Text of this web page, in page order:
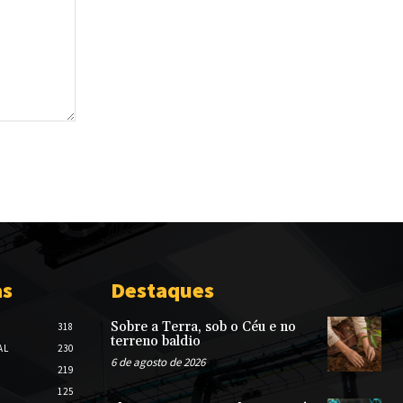
318
230
219
125
Destaques
Sobre a Terra, sob o Céu e no
terreno baldio
6 de agosto de 2026